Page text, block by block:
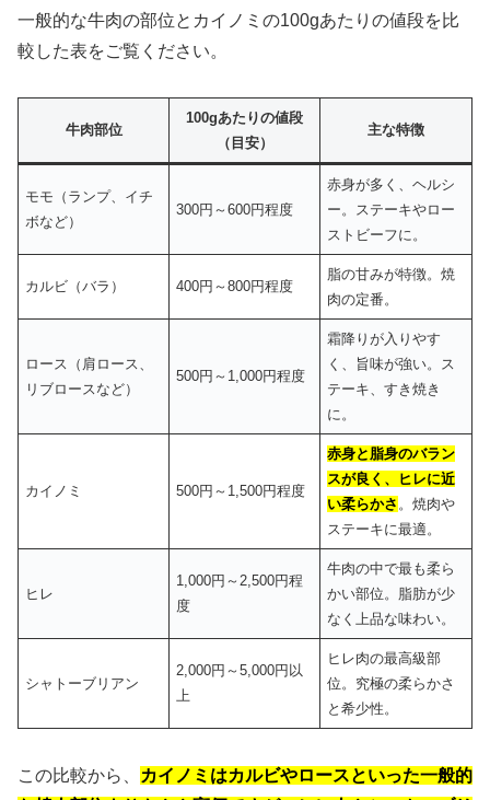
一般的な牛肉の部位とカイノミの100gあたりの値段を比
較した表をご覧ください。
牛肉部位
100gあたりの値段
（目安）
主な特徴
モモ（ランプ、イチ
ボなど）
300円～600円程度
赤身が多く、ヘルシ
ー。ステーキやロー
ストビーフに。
カルビ（バラ） 400円～800円程度
脂の甘みが特徴。焼
肉の定番。
ロース（肩ロース、
リブロースなど）
500円～1,000円程度
霜降りが入りやす
く、旨味が強い。ス
テーキ、すき焼き
に。
カイノミ 500円～1,500円程度
赤身と脂身のバラン
スが良く、ヒレに近
い柔らかさ 。焼肉や
ステーキに最適。
ヒレ
1,000円～2,500円程
度
牛肉の中で最も柔ら
かい部位。脂肪が少
なく上品な味わい。
シャトーブリアン
2,000円～5,000円以
上
ヒレ肉の最高級部
位。究極の柔らかさ
と希少性。
この比較から、
カイノミはカルビやロースといった一般的